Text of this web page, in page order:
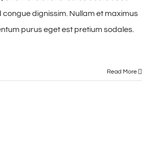
congue dignissim. Nullam et maximus
purus eget est pretium sodales.
Read More